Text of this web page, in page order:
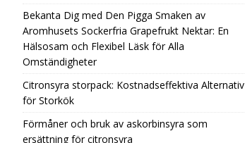
Bekanta Dig med Den Pigga Smaken av
Aromhusets Sockerfria Grapefrukt Nektar: En
Hälsosam och Flexibel Läsk för Alla
Omständigheter
Citronsyra storpack: Kostnadseffektiva Alternativ
för Storkök
Förmåner och bruk av askorbinsyra som
ersättning för citronsyra